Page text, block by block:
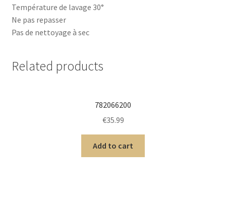
Température de lavage 30°
Ne pas repasser
Pas de nettoyage à sec
Related products
782066200
€35.99
Add to cart